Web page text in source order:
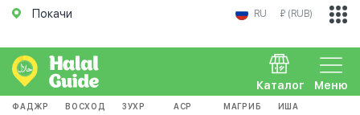
Покачи RU ₽ (RUB)
Меню
Каталог
ФАДЖР ВОСХОД ЗУХР АСР МАГРИБ ИША